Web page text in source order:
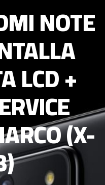
NOTE
LCD +
(X-